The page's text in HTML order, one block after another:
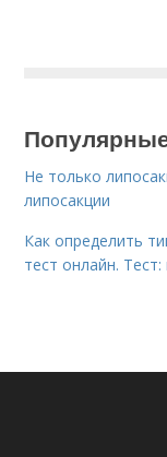
Не только
липосакции
Как определить
тест онлайн.